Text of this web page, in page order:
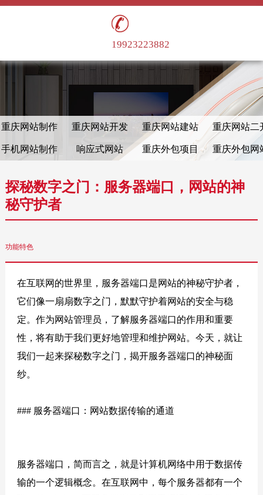
19923223882
重庆网站制作 重庆网站开发 重庆网站建站 重庆网站二
手机网站制作 响应式网站 重庆外包项目 重庆外包网
探秘数字之门：服务器端口，网站的神
秘守护者
功能特色
在互联网的世界里，服务器端口是网站的神秘守护者，
它们像一扇扇数字之门，默默守护着网站的安全与稳
定。作为网站管理员，了解服务器端口的作用和重要
性，将有助于我们更好地管理和维护网站。今天，就让
我们一起来探秘数字之门，揭开服务器端口的神秘面
纱。
### 服务器端口：网站数据传输的通道
服务器端口，简而言之，就是计算机网络中用于数据传
输的一个逻辑概念。在互联网中，每个服务器都有一个